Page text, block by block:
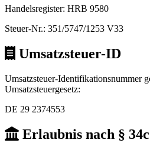
Handelsregister: HRB 9580
Steuer-Nr.: 351/5747/1253 V33
Umsatzsteuer-ID
Umsatzsteuer-Identifikationsnummer
Umsatzsteuergesetz:
DE 29 2374553
Erlaubnis nach §